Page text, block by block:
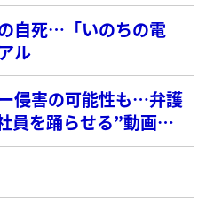
自死…「いのちの電
ル
侵害の可能性も…弁護
員を踊らせる”動画の